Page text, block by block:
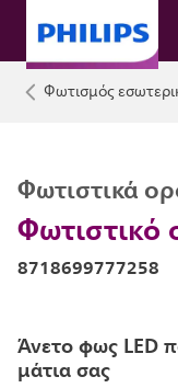
Φωτισμός
Φωτιστικά
8718699777258
Άνετο φως LED
μάτια σας